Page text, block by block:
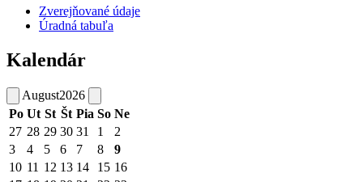
Zverejňované údaje
Úradná tabuľa
Kalendár
August2026
Po Ut St Št Pia So Ne
27 28 29 30 31 1
2
3
4 5 6 7 8
9
10 11 12 13 14 15 16